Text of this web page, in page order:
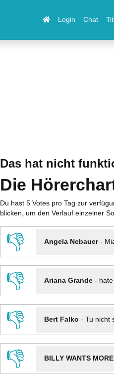
Login Chat
Das hat nicht
Die
Du hast 5 Votes pro Tag zur
blicken, um den Verlauf einzelner
👎 Angela Nebauer-
👎
Ariana Grande-
👎
Bert Falko - Tu nicht
👎
BILLY WANTS MORE